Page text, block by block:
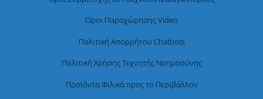
Όροι Παραχώρησης Video
Πολιτική Απορρήτου Chatbots
Πολιτική Χρήσης Τεχνητής Νοημοσύνης
Προϊόντα Φιλικά προς το Περιβάλλον